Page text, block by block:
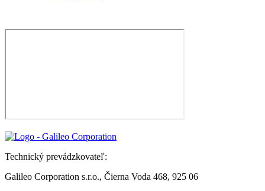
Technický prevádzkovateľ:
Galileo Corporation s.r.o., Čierna Voda 468, 925 06